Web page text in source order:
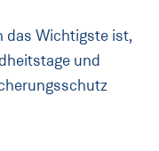
das Wichtigste ist,
und